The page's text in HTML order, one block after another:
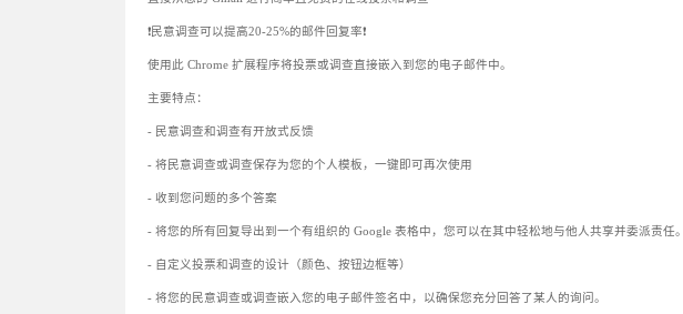
❗民意调查可以提高20-25%的邮件回复率❗
使用此 Chrome 扩展程序将投票或调查直接嵌入到您的电子邮件中。
主要特点：
- 民意调查和调查有开放式反馈
- 将民意调查或调查保存为您的个人模板，一键即可再次使用
- 收到您问题的多个答案
- 将您的所有回复导出到一个有组织的 Google 表格中，您可以在其中轻松地与他人共享并委派责任。
- 自定义投票和调查的设计（颜色、按钮边框等）
- 将您的民意调查或调查嵌入您的电子邮件签名中，以确保您充分回答了某人的询问。